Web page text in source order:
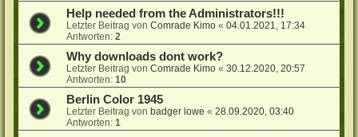
Help needed from the Administrators!!!
Letzter Beitrag vonComrade Kimo «04.01.2021, 17:34
Antworten:2
Why downloads dont work?
Letzter Beitrag vonComrade Kimo «30.12.2020, 20:57
Antworten:10
Berlin Color 1945
Letzter Beitrag vonbadger lowe «28.09.2020, 03:40
Antworten:1